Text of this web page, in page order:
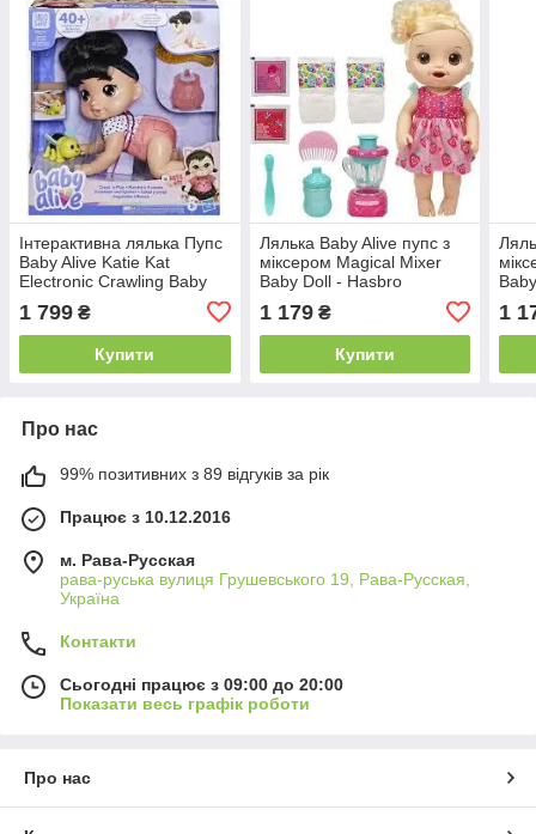
Інтерактивна лялька Пупс
Baby Alive Katie Kat
Electronic Crawling Baby
1 799 ₴
Купити
Лялька Baby Alive пупс з
міксером Magical Mixer
Baby Doll - Hasbro
1 179₴
Купити
1
Про нас
99% позитивних з 89 відгуків за рік
Працює з 10.12.2016
м. Рава-Русская
рава-руська вулиця Грушевського 19, Рава-Русская,
Україна
Контакти
Сьогодні працює з 09:00 до 20:00
Показати весь графік роботи
Про нас